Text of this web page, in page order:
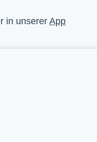
in unsererApp